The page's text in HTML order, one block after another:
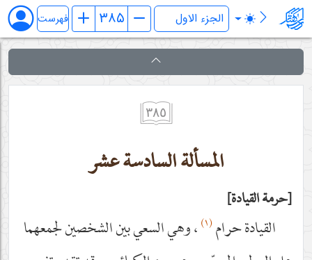
کتاب المکاسب فهرست
٣٨٥
المسألة السادسة عشر
حرمة القيادة
القيادة‌ حرام(١) ، وهي السعي بين الشخصين لجمعهما